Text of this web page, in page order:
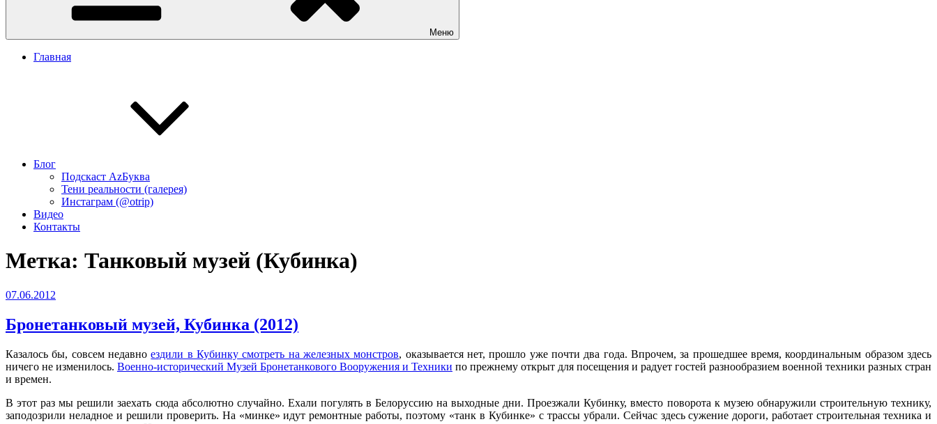
Меню
Главная
Блог
Подскаст АzБуква
Тени реальности (галерея)
Инстаграм (@otrip)
Видео
Контакты
Метка: Танковый музей (Кубинка)
Опубликовано
07.06.2012
Бронетанковый музей, Кубинка (2012)
Казалось бы, совсем недавноездили в Кубинку смотреть на железных монстров, оказывается нет, прошло уже почти два года. Впрочем, за прошедшее время, координальным образом здесь
ничего не изменилось. Военно-исторический Музей Бронетанкового Вооружения и Техники по прежнему открыт для посещения и радует гостей разнообразием военной техники разных стран
и времен.
В этот раз мы решили заехать сюда абсолютно случайно. Ехали погулять в Белоруссию на выходные дни. Проезжали Кубинку, вместо поворота к музею обнаружили строительную технику,
заподозрили неладное и решили проверить. На «минке» идут ремонтные работы, поэтому «танк в Кубинке» с трассы убрали. Сейчас здесь сужение дороги, работает строительная техника и